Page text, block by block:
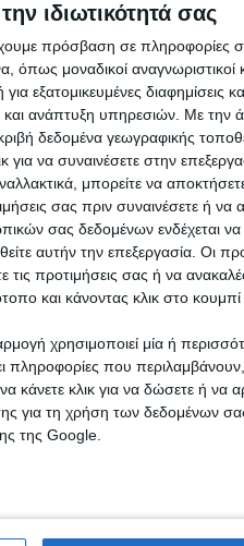
ιδιωτικότητά σας
πρόσβαση σε πληροφορίες
όπως μοναδικοί αναγνωριστικοί
εξατομικευμένες διαφημίσεις
και ανάπτυξη υπηρεσιών. Με την
δεδομένα γεωγραφικής
να συναινέσετε στην
μπορείτε να
σας πριν συναινέσετε ή να
σας δεδομένων ενδέχεται να
αυτήν την επεξεργασία. Οι
τις προτιμήσεις σας ή να
και κάνοντας κλικ στο
χρησιμοποιεί μία ή
πληροφορίες που περιλαμβάνουν,
κλικ για να δώσετε ή να
για τη χρήση των δεδομένων
της Google.
θα επηρεαστούν
«δεδομένα»
ημέρες
- Σε ποιες